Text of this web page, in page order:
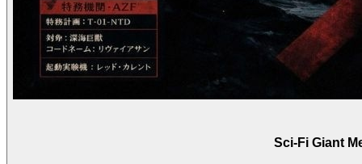
Sci-Fi Giant